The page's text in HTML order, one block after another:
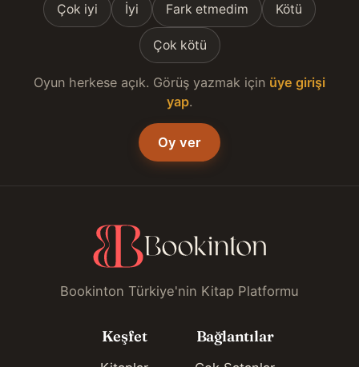
Çok iyi İyi Fark etmedim Kötü
Çok kötü
Oyun herkese açık. Görüş yazmak için üye girişi
yap.
Oy ver
Bookinton Türkiye'nin Kitap Platformu
Keşfet Bağlantılar